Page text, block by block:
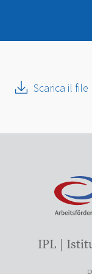
Scarica il file
IPL |